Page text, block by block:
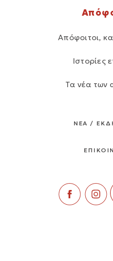
Απόφοιτοι,
Ιστορίες
Τα νέα των
ΝΕΑ /